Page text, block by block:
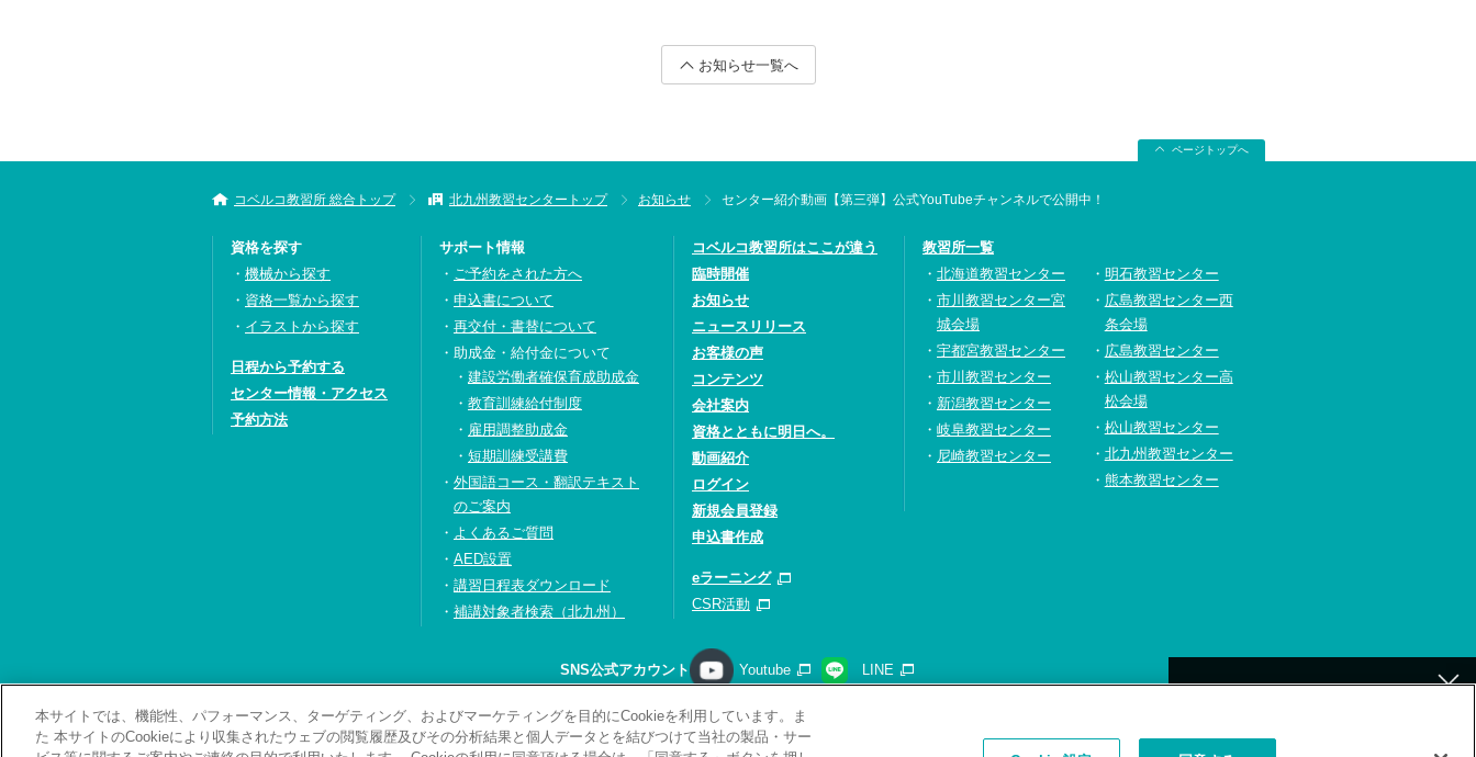
お知らせ一覧へ
ページトップへ
コベルコ教習所 総合トップ 北九州教習センタートップ お知らせ センター紹介動画【第三弾】公式YouTubeチャンネルで公開中！
資格を探す
機械から探す
資格一覧から探す
イラストから探す
日程から予約する
センター情報・アクセス
予約方法
サポート情報
ご予約をされた方へ
申込書について
再交付・書替について
助成金・給付金について
建設労働者確保育成助成金
教育訓練給付制度
雇用調整助成金
短期訓練受講費
外国語コース・翻訳テキスト
のご案内
よくあるご質問
AED設置
講習日程表ダウンロード
補講対象者検索（北九州）
コベルコ教習所はここが違う
臨時開催
お知らせ
ニュースリリース
お客様の声
コンテンツ
会社案内
資格とともに明日へ。
動画紹介
ログイン
新規会員登録
申込書作成
eラーニング
CSR活動
教習所一覧
北海道教習センター
市川教習センター宮
城会場
宇都宮教習センター
市川教習センター
新潟教習センター
岐阜教習センター
尼崎教習センター
明石教習センター
広島教習センター西
条会場
広島教習センター
松山教習センター高
松会場
松山教習センター
北九州教習センター
熊本教習センター
SNS公式アカウント Youtube LINE
お問い合わせ・資料請求 プライバシーポリシー ソーシャルメディアポリシー
補講が必要なお客様へ
本サイトでは、機能性、パフォーマンス、ターゲティング、およびマーケティングを目的にCookieを利用しています。ま
た 本サイトのCookieにより収集されたウェブの閲覧履歴及びその分析結果と個人データとを結びつけて当社の製品・サー